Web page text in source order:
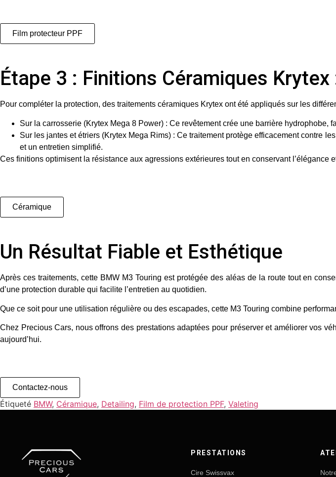
Film protecteur PPF
Étape 3 : Finitions Céramiques
Pour compléter la protection, des traitements céramiques Krytex ont été appliqués sur les
Sur la carrosserie (Krytex Mega 8 Power) : Ce revêtement crée une barrière hydrophobe,
Sur les jantes et étriers (Krytex Mega Rims) : Ce traitement protège efficacement contre
et un entretien simplifié.
Ces finitions optimisent la résistance aux agressions extérieures tout en conservant l’élégance
Céramique
Un Résultat Fiable et Esthétique
Après ces traitements, cette BMW M3 Touring est protégée des aléas de la route tout en
d’une protection durable qui facilite l’entretien au quotidien.
Que ce soit pour une utilisation régulière ou des escapades, cette M3 Touring combine
Chez Precious Cars, nous offrons des prestations adaptées pour préserver et améliorer vos
aujourd’hui.
Contactez-nous
Étiqueté BMW, Céramique, Detailing, Film de protection PPF, Valeting
PRESTATIONS
Cire Swissvax